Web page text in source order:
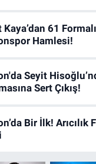
61
Hamlesi!
Seyit
Sert Çıkış!
Bir İlk! Arıcılık